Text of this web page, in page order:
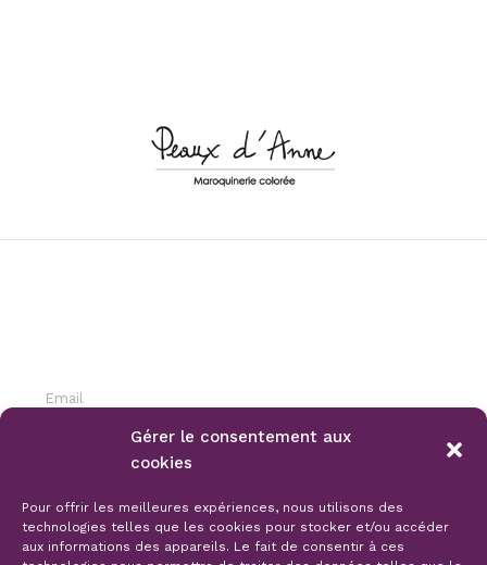
Gérer le consentement aux
cookies
Pour offrir les meilleures expériences, nous utilisons des
technologies telles que les cookies pour stocker et/ou accéder
aux informations des appareils. Le fait de consentir à ces